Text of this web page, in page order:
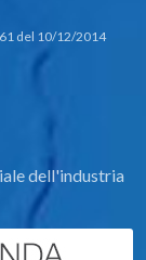
del 10/12/2014
dell'industria